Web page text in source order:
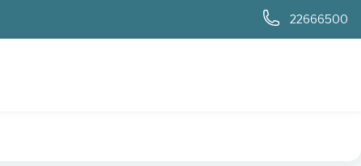
22666500